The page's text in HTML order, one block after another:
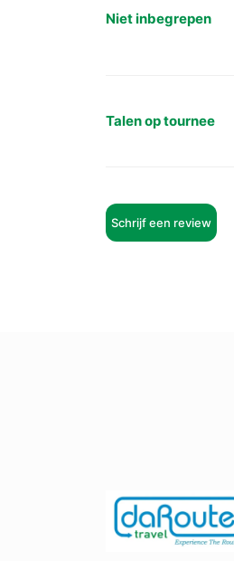
Niet inbegrepen
Talen op tournee
Schrijf een review